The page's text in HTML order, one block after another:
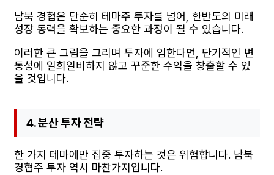
남북 경협은 단순히 테마주 투자를 넘어, 한반도의 미래
성장 동력을 확보하는 중요한 과정이 될 수 있습니다.
이러한 큰 그림을 그리며 투자에 임한다면, 단기적인 변
동성에 일희일비하지 않고 꾸준한 수익을 창출할 수 있
을 것입니다.
4. 분산 투자 전략
한 가지 테마에만 집중 투자하는 것은 위험합니다. 남북
경협주 투자 역시 마찬가지입니다.